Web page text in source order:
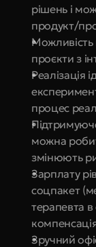
рішень і
продукт/
Можливість
проєкти з
Реалізація
процес
можна
змінюють
Зарплату
соцпакет
терапевта в
Зручний